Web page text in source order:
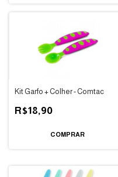
Kit Garfo + Colher - Comtac
R$18,90
COMPRAR